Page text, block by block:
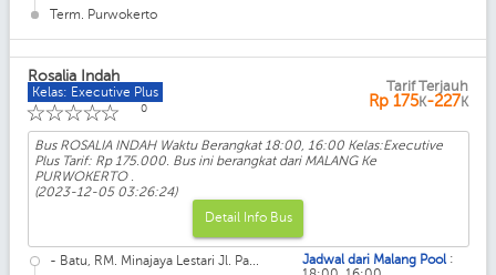
Term. Purwokerto
Rosalia Indah
Kelas: Executive Plus
☆
☆
☆
☆
☆ 0
Tarif Terjauh
Rp 175K-227K
Bus ROSALIA INDAH Waktu Berangkat 18:00, 16:00 Kelas:Executive
Plus Tarif: Rp 175.000. Bus ini berangkat dari MALANG Ke
PURWOKERTO .
(2023-12-05 03:26:24)
Detail Info Bus
- Batu, RM. Minajaya Lestari Jl. Pa... Jadwal dari Malang Pool :